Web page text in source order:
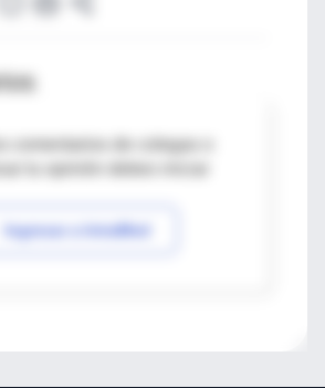
comentarios de colegas o
Ingresar a IntraMed